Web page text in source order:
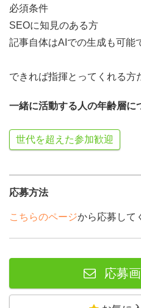
必須条件
SEOに知見のある方
記事自体はAIでの生成も可能
できれば指揮とってくれる方
一緒に活動する人の年齢層に
世代を超えた参加歓迎
応募方法
こちらのページから応募して
応募